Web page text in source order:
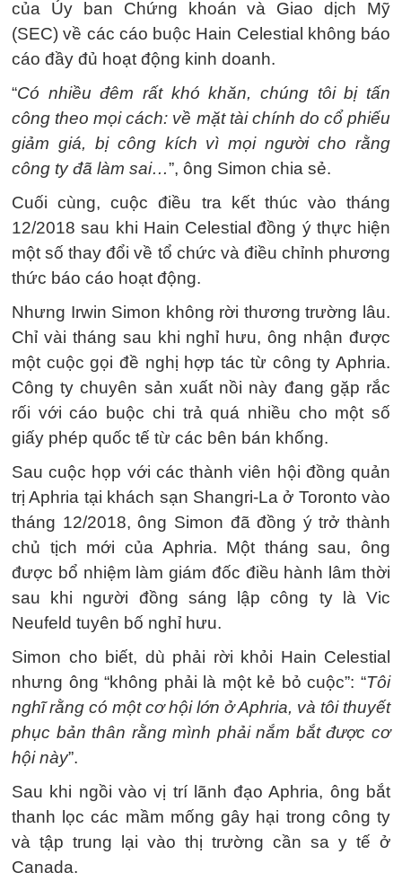
của Ủy ban Chứng khoán và Giao dịch Mỹ
(SEC) về các cáo buộc Hain Celestial không báo
cáo đầy đủ hoạt động kinh doanh.
“Có nhiều đêm rất khó khăn, chúng tôi bị tấn
công theo mọi cách: về mặt tài chính do cổ phiếu
giảm giá, bị công kích vì mọi người cho rằng
công ty đã làm sai…”, ông Simon chia sẻ.
Cuối cùng, cuộc điều tra kết thúc vào tháng
12/2018 sau khi Hain Celestial đồng ý thực hiện
một số thay đổi về tổ chức và điều chỉnh phương
thức báo cáo hoạt động.
Nhưng Irwin Simon không rời thương trường lâu.
Chỉ vài tháng sau khi nghỉ hưu, ông nhận được
một cuộc gọi đề nghị hợp tác từ công ty Aphria.
Công ty chuyên sản xuất nồi này đang gặp rắc
rối với cáo buộc chi trả quá nhiều cho một số
giấy phép quốc tế từ các bên bán khống.
Sau cuộc họp với các thành viên hội đồng quản
trị Aphria tại khách sạn Shangri-La ở Toronto vào
tháng 12/2018, ông Simon đã đồng ý trở thành
chủ tịch mới của Aphria. Một tháng sau, ông
được bổ nhiệm làm giám đốc điều hành lâm thời
sau khi người đồng sáng lập công ty là Vic
Neufeld tuyên bố nghỉ hưu.
Simon cho biết, dù phải rời khỏi Hain Celestial
nhưng ông “không phải là một kẻ bỏ cuộc”: “Tôi
nghĩ rằng có một cơ hội lớn ở Aphria, và tôi thuyết
phục bản thân rằng mình phải nắm bắt được cơ
hội này”.
Sau khi ngồi vào vị trí lãnh đạo Aphria, ông bắt
thanh lọc các mầm mống gây hại trong công ty
và tập trung lại vào thị trường cần sa y tế ở
Canada.